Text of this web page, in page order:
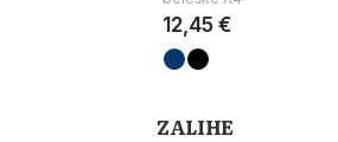
12,45 €
ZALIHE